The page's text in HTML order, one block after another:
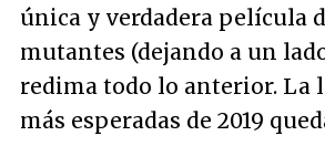
única y verdadera película
mutantes (dejando a un
redima todo lo anterior. La
más esperadas de 2019